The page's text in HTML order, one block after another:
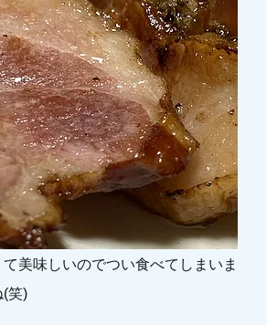
美味しいのでつい食べてしまいま
(笑)